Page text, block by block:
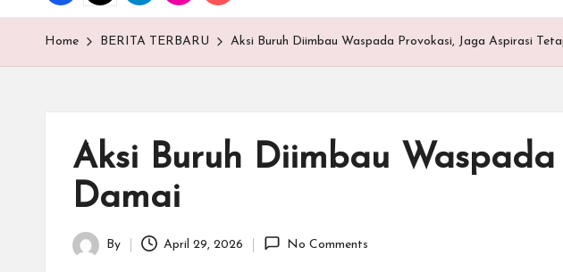
E
O
M
Home BERITA TERBARU Aksi Buruh Diimbau Waspada Provokasi, Jaga Aspirasi
Aksi Buruh Diimbau
Damai
Posted
By April 29, 2026 No Comments